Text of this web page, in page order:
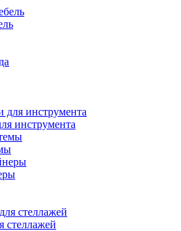
инструмента
стеллажей